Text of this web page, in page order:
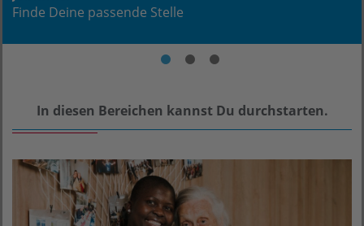
Finde Deine passende Stelle
Werte, die verbinden!
Was wir Dir bieten.
In diesen Bereichen kannst Du durchstarten.